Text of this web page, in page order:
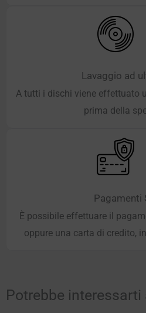
Lavaggio ad
A tutti i dischi viene effettuato
prima della
Pagamenti
È possibile effettuare il
oppure una carta di credito,
Potrebbe interessarti